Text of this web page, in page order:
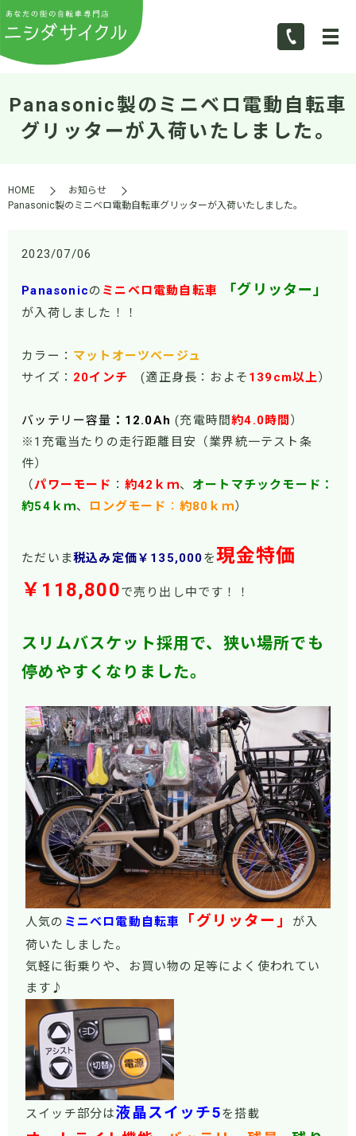
Panasonic製のミニベロ電動自転車
グリッターが入荷いたしました。
HOME
お知らせ
Panasonic製のミニベロ電動自転車グリッターが入荷いたしました。
2023/07/06
Panasonicの ミニベロ電動自転車 「グリッター」
が入荷しました！！
カラー： マットオーツベージュ
サイズ： 20インチ (適正身長：およそ 139cm以上）
バッテリー容量 ：12.0Ah(充電時間約4.0時間 ）
※1充電当たりの走行距離目安（業界統一テスト条
件）
（パワーモー ド ： 約42ｋｍ、 オートマチックモード：
約54ｋｍ、 ロングモード ： 約80ｋｍ）
ただいま税込み定価￥135,000を現金特価
￥118,800で売り出し中です！！
スリムバスケット採用で、狭い場所でも
停めやすくなりました。
人気の ミニベロ電動自転車 「グリッター」
が入
荷いたしました。
気軽に街乗りや、お買い物の足等によく使われてい
ます♪
スイッチ部分は液晶スイッチ5を搭載